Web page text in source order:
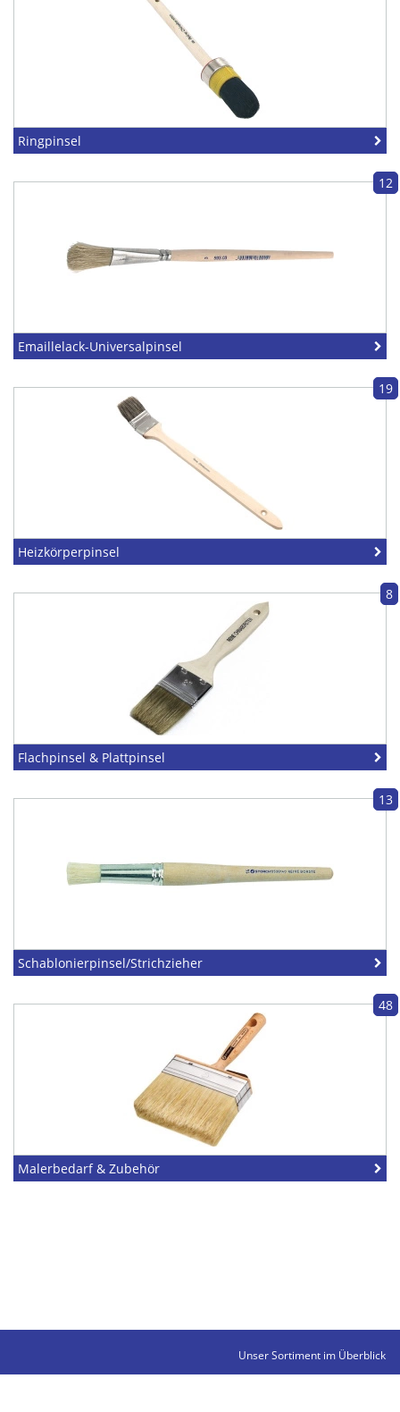
Ringpinsel
12
Emaillelack-Universalpinsel
19
Heizkörperpinsel
8
Flachpinsel & Plattpinsel
13
Schablonierpinsel/Strichzieher
48
Malerbedarf & Zubehör
Unser Sortiment im Überblick